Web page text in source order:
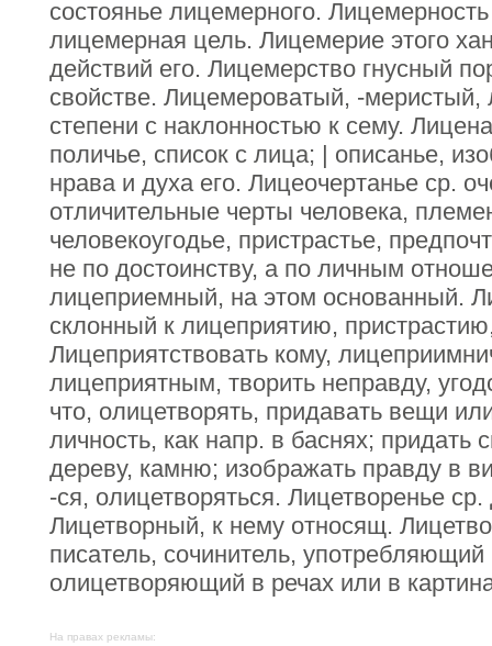
состоянье лицемерного.
лицемерная цель. Лицемерие этого
действий его. Лицемерство гнусный
свойстве. Лицемероватый, -
степени с наклонностью к сему.
поличье, список с лица; | описанье,
нрава и духа его. Лицеочертанье ср.
отличительные черты человека,
человекоугодье, пристрастье,
не по достоинству, а по личным
лицеприемный, на этом основанный.
склонный к лицеприятию,
Лицеприятствовать кому,
лицеприятным, творить неправду,
что, олицетворять, придавать вещи
личность, как напр. в баснях;
дереву, камню; изображать правду в
-ся, олицетворяться. Лицетворенье ср.
Лицетворный, к нему относящ.
писатель, сочинитель, употребляющий
олицетворяющий в речах или в
На правах рекламы: